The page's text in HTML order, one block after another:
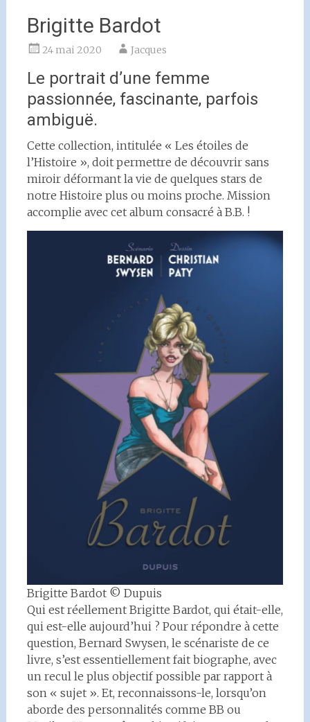
Brigitte Bardot
24 mai 2020 Jacques
Le portrait d’une femme
passionnée, fascinante, parfois
ambiguë.
Cette collection, intitulée « Les étoiles de
l’Histoire », doit permettre de découvrir sans
miroir déformant la vie de quelques stars de
notre Histoire plus ou moins proche. Mission
accomplie avec cet album consacré à B.B. !
Brigitte Bardot © Dupuis
Qui est réellement Brigitte Bardot, qui était-elle,
qui est-elle aujourd’hui ? Pour répondre à cette
question, Bernard Swysen, le scénariste de ce
livre, s’est essentiellement fait biographe, avec
un recul le plus objectif possible par rapport à
son « sujet ». Et, reconnaissons-le, lorsqu’on
aborde des personnalités comme BB ou